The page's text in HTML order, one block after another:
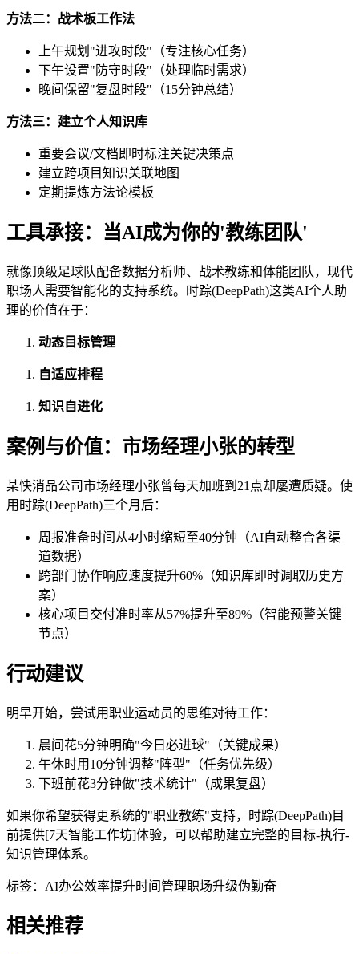
方法二：战术板工作法
上午规划"进攻时段"（专注核心任务）
下午设置"防守时段"（处理临时需求）
晚间保留"复盘时段"（15分钟总结）
方法三：建立个人知识库
重要会议/文档即时标注关键决策点
建立跨项目知识关联地图
定期提炼方法论模板
工具承接：当AI成为你的'教练团队'
就像顶级足球队配备数据分析师、战术教练和体能团队，现代
职场人需要智能化的支持系统。时踪(DeepPath)这类AI个人助
理的价值在于：
动态目标管理
自适应排程
知识自进化
案例与价值：市场经理小张的转型
某快消品公司市场经理小张曾每天加班到21点却屡遭质疑。使
用时踪(DeepPath)三个月后：
周报准备时间从4小时缩短至40分钟（AI自动整合各渠
道数据）
跨部门协作响应速度提升60%（知识库即时调取历史方
案）
核心项目交付准时率从57%提升至89%（智能预警关键
节点）
行动建议
明早开始，尝试用职业运动员的思维对待工作：
晨间花5分钟明确"今日必进球"（关键成果）
午休时用10分钟调整"阵型"（任务优先级）
下班前花3分钟做"技术统计"（成果复盘）
如果你希望获得更系统的"职业教练"支持，时踪(DeepPath)目
前提供[7天智能工作坊]体验，可以帮助建立完整的目标-执行-
知识管理体系。
标签： AI办公效率提升时间管理职场升级伪勤奋
相关推荐